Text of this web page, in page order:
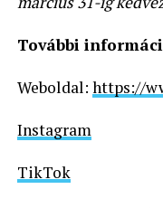
További
Weboldal: https://
Instagram
TikTok